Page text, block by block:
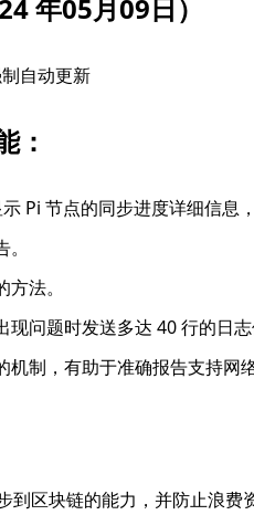
年05月09日）
自动更新
：
Pi 节点的同步进度详细信息
法。
问题时发送多达 40 行的日
制，有助于准确报告支持网络
区块链的能力，并防止浪费